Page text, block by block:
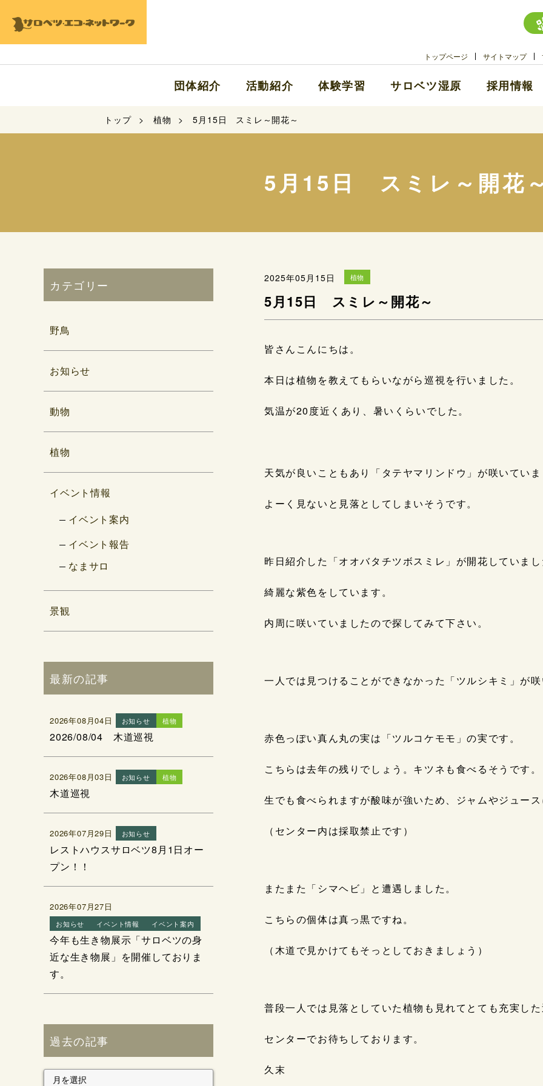
トップページ サイトマップ
団体紹介 活動紹介 体験学習 サロベツ湿原 採用情報
トップ 植物 5月15日 スミレ～開花～
5月15日 スミレ～開花
2025年05月15日 植物
5月15日 スミレ～開花～
皆さんこんにちは。
本日は植物を教えてもらいながら巡視を行いました。
気温が20度近くあり、暑いくらいでした。
天気が良いこともあり「タテヤマリンドウ」が咲いてい
よーく見ないと見落としてしまいそうです。
昨日紹介した「オオバタチツボスミレ」が開花していま
綺麗な紫色をしています。
内周に咲いていましたので探してみて下さい。
一人では見つけることができなかった「ツルシキミ」が
赤色っぽい真ん丸の実は「ツルコケモモ」の実です。
こちらは去年の残りでしょう。キツネも食べるそうです。
生でも食べられますが酸味が強いため、ジャムやジュー
（センター内は採取禁止です）
またまた「シマヘビ」と遭遇しました。
こちらの個体は真っ黒ですね。
（木道で見かけてもそっとしておきましょう）
普段一人では見落としていた植物も見れてとても充実し
センターでお待ちしております。
久末
カテゴリー
野鳥
お知らせ
動物
植物
イベント情報
イベント案内
イベント報告
なまサロ
景観
最新の記事
2026年08月04日 お知らせ 植物
2026/08/04 木道巡視
2026年08月03日 お知らせ 植物
木道巡視
2026年07月29日 お知らせ
レストハウスサロベツ8月1日オー
プン！！
2026年07月27日
お知らせ イベント情報 イベント案内
今年も生き物展示「サロベツの身
近な生き物展」を開催しておりま
す。
過去の記事